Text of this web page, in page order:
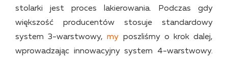
stolarki jest proces lakierowania. Podczas gdy
większość producentów stosuje standardowy
system 3-warstwowy,my poszliśmy o krok dalej,
wprowadzając innowacyjny system 4-warstwowy.